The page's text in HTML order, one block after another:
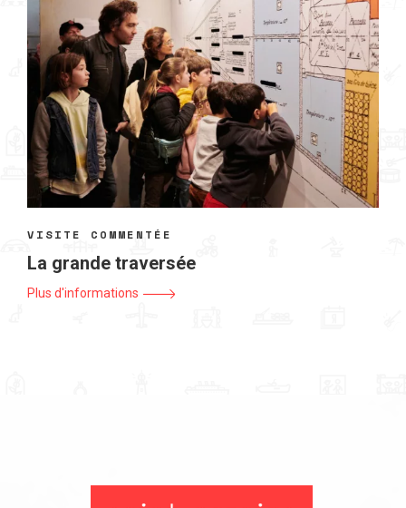
VISITE COMMENTÉE
La grande traversée
Plus d'informations